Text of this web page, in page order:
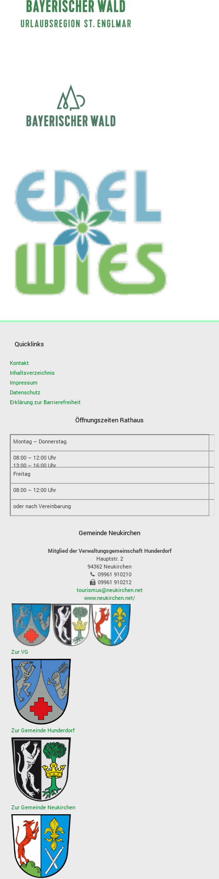
Quicklinks
Kontakt
Inhaltsverzeichnis
Impressum
Datenschutz
Erklärung zur Barrierefreiheit
Öffnungszeiten Rathaus
Montag – Donnerstag
08:00 – 12:00 Uhr
13:00 – 16:00 Uhr
Freitag
08:00 – 12:00 Uhr
oder nach Vereinbarung
Gemeinde Neukirchen
Mitglied der Verwaltungsgemeinschaft Hunderdorf
Hauptstr. 2
94362 Neukirchen
09961 910210
09961 910212
tourismus@neukirchen.net
www.neukirchen.net/
Zur VG
Zur Gemeinde Hunderdorf
Zur Gemeinde Neukirchen